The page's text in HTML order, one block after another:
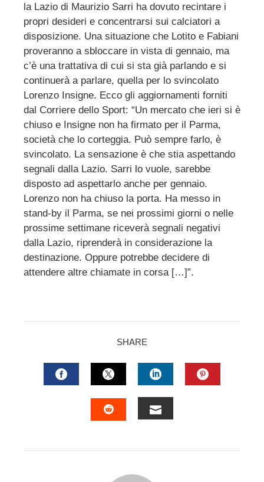
la Lazio di Maurizio Sarri ha dovuto recintare i
propri desideri e concentrarsi sui calciatori a
disposizione. Una situazione che Lotito e Fabiani
proveranno a sbloccare in vista di gennaio, ma
c’è una trattativa di cui si sta già parlando e si
continuerà a parlare, quella per lo svincolato
Lorenzo Insigne. Ecco gli aggiornamenti forniti
dal Corriere dello Sport: “Un mercato che ieri si è
chiuso e Insigne non ha firmato per il Parma,
società che lo corteggia. Può sempre farlo, è
svincolato. La sensazione è che stia aspettando
segnali dalla Lazio. Sarri lo vuole, sarebbe
disposto ad aspettarlo anche per gennaio.
Lorenzo non ha chiuso la porta. Ha messo in
stand-by il Parma, se nei prossimi giorni o nelle
prossime settimane riceverà segnali negativi
dalla Lazio, riprenderà in considerazione la
destinazione. Oppure potrebbe decidere di
attendere altre chiamate in corsa […]”.
SHARE
FACEBOOKTWITTERLINKEDIN